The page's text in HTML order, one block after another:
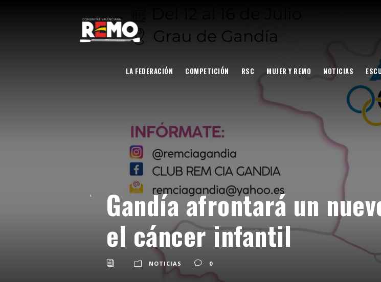
LA FEDERACIÓN COMPETICIÓN RSC MUJER Y REMO NOTICIAS
Gandía afrontará un
el cáncer infantil
NOTICIAS 0